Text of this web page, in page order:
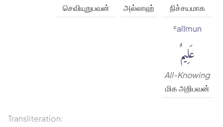
நிச்சயமாக
அல்லாஹ்
செவியுறுபவன்
ʿalīmun
عَلِيمٌ
All-Knowing
மிக அறிபவன்
Transliteration: